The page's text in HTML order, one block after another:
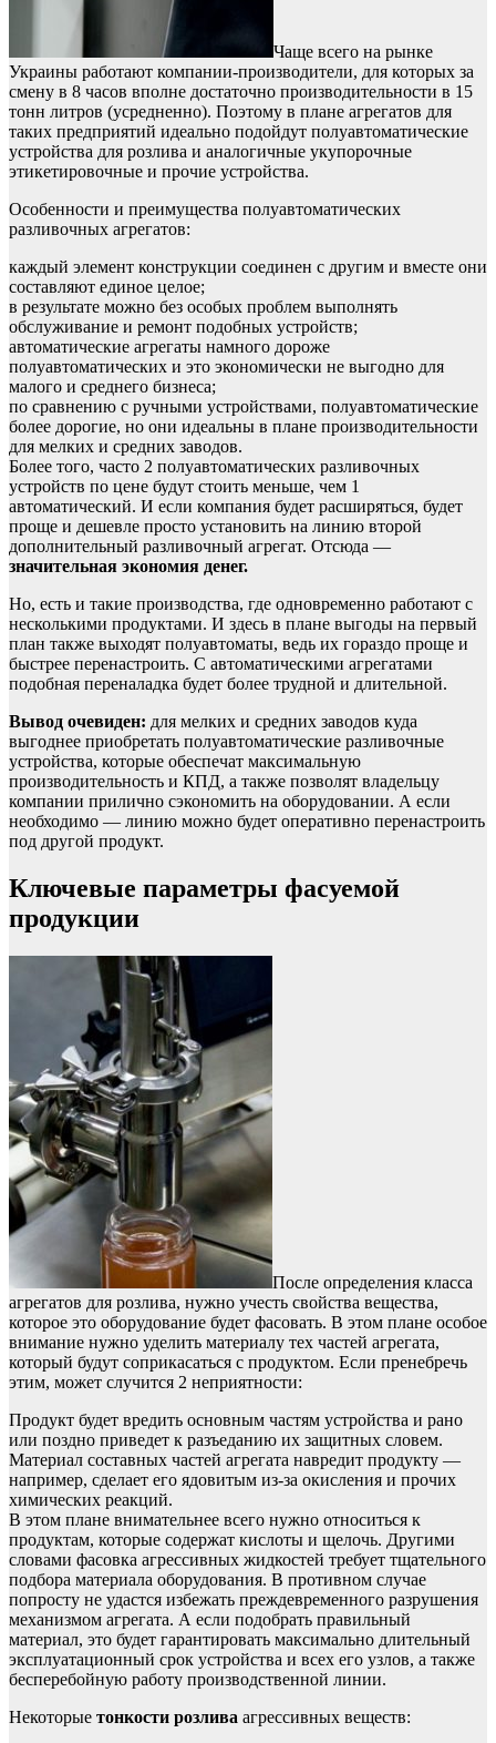
Чаще всего на рынке
Украины работают компании-производители, для которых за
смену в 8 часов вполне достаточно производительности в 15
тонн литров (усредненно). Поэтому в плане агрегатов для
таких предприятий идеально подойдут полуавтоматические
устройства для розлива и аналогичные укупорочные
этикетировочные и прочие устройства.
Особенности и преимущества полуавтоматических
разливочных агрегатов:
каждый элемент конструкции соединен с другим и вместе они
составляют единое целое;
в результате можно без особых проблем выполнять
обслуживание и ремонт подобных устройств;
автоматические агрегаты намного дороже
полуавтоматических и это экономически не выгодно для
малого и среднего бизнеса;
по сравнению с ручными устройствами, полуавтоматические
более дорогие, но они идеальны в плане производительности
для мелких и средних заводов.
Более того, часто 2 полуавтоматических разливочных
устройств по цене будут стоить меньше, чем 1
автоматический. И если компания будет расширяться, будет
проще и дешевле просто установить на линию второй
дополнительный разливочный агрегат. Отсюда —
значительная экономия денег.
Но, есть и такие производства, где одновременно работают с
несколькими продуктами. И здесь в плане выгоды на первый
план также выходят полуавтоматы, ведь их гораздо проще и
быстрее перенастроить. С автоматическими агрегатами
подобная переналадка будет более трудной и длительной.
Вывод очевиден: для мелких и средних заводов куда
выгоднее приобретать полуавтоматические разливочные
устройства, которые обеспечат максимальную
производительность и КПД, а также позволят владельцу
компании прилично сэкономить на оборудовании. А если
необходимо — линию можно будет оперативно перенастроить
под другой продукт.
Ключевые параметры фасуемой
продукции
После определения класса
агрегатов для розлива, нужно учесть свойства вещества,
которое это оборудование будет фасовать. В этом плане особое
внимание нужно уделить материалу тех частей агрегата,
который будут соприкасаться с продуктом. Если пренебречь
этим, может случится 2 неприятности:
Продукт будет вредить основным частям устройства и рано
или поздно приведет к разъеданию их защитных словем.
Материал составных частей агрегата навредит продукту —
например, сделает его ядовитым из-за окисления и прочих
химических реакций.
В этом плане внимательнее всего нужно относиться к
продуктам, которые содержат кислоты и щелочь. Другими
словами фасовка агрессивных жидкостей требует тщательного
подбора материала оборудования. В противном случае
попросту не удастся избежать преждевременного разрушения
механизмом агрегата. А если подобрать правильный
материал, это будет гарантировать максимально длительный
эксплуатационный срок устройства и всех его узлов, а также
бесперебойную работу производственной линии.
Некоторые тонкости розлива агрессивных веществ: